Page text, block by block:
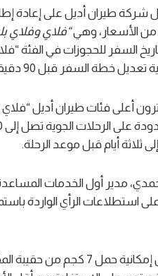
شركة طيران أديل على إعادة
من الأسعار، وهي“فلاي وفلاي
تاريخ السفر للحجوزات في
السفر قبل 90 دقيقة من إقلاع الرحلة.
أعلى فئات طيران أديل “فلاي
ثلاثة أيام قبل موعد الرحلة.
مدير أول الخدمات
على استطلاعات الرأي الواردة
ومن خلال تقديم عرض